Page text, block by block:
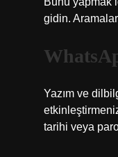
gidin.
Yazım ve
tarihi veya